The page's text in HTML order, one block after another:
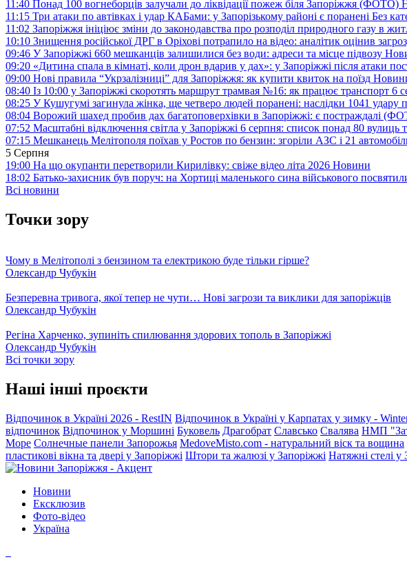
11:40 Понад 100 вогнеборців залучали до ліквідації пожеж біля Запоріжжя (ФОТО)
11:15 Три атаки по автівках і удар КАБами: у Запорізькому районі є поранені Без
11:02 Запоріжжя ініціює зміни до законодавства про розподіл природного газу в
10:10 Знищення російської ДРГ в Оріхові потрапило на відео: аналітик оцінив
09:46 У Запоріжжі 660 мешканців залишилися без води: адреси та місце підвозу
09:20 «Дитина спала в кімнаті, коли дрон вдарив у дах»: у Запоріжжі після атаки
09:00 Нові правила “Укрзалізниці” для Запоріжжя: як купити квиток на поїзд
08:40 Із 10:00 у Запоріжжі скоротять маршрут трамвая №16: як працює транспорт 6
08:25 У Кушугумі загинула жінка, ще четверо людей поранені: наслідки 1041 удару
08:04 Ворожий шахед пробив дах багатоповерхівки в Запоріжжі: є постраждалі
07:52 Масштабні відключення світла у Запоріжжі 6 серпня: список понад 80 вулиць
07:15 Мешканець Мелітополя поїхав у Ростов по бензин: згоріли АЗС і 21
5 Серпня
19:00 На що окупанти перетворили Кирилівку: свіже відео літа 2026 Новини
18:02 Батько-захисник був поруч: на Хортиці маленького сина військового
Всі новини
Точки зору
Чому в Мелітополі з бензином та електрикою буде тільки гірше?
Олександр Чубукін
Безперевна тривога, якої тепер не чути… Нові загрози та виклики для запоріжців
Олександр Чубукін
Регіна Харченко, зупиніть спилювання здорових тополь в Запоріжжі
Олександр Чубукін
Всі точки зору
Наші інші проєкти
Відпочинок в Україні 2026 - RestIN Відпочинок в Україні у Карпатах у зимку -
відпочинок Відпочинок у Моршині Буковель Драгобрат Славсько Свалява НМП
Море Солнечные панели Запорожья MedoveMisto.com - натуральний віск та вощина
пластикові вікна та двері у Запоріжжі Штори та жалюзі у Запоріжжі Натяжні стелі у
Новини
Ексклюзив
Фото-відео
Україна